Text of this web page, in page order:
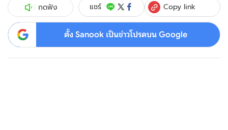
กดฟัง แชร์ Copy link
ตั้ง Sanook เป็นข่าวโปรดบน Google